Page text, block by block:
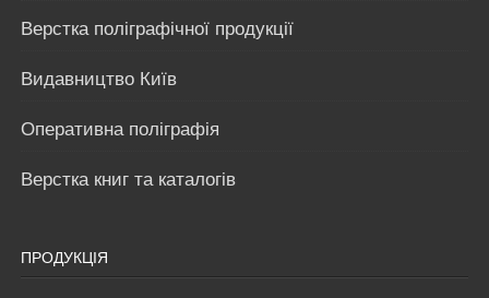
Верстка поліграфічної продукції
Видавництво Київ
Оперативна поліграфія
Верстка книг та каталогів
ПРОДУКЦІЯ